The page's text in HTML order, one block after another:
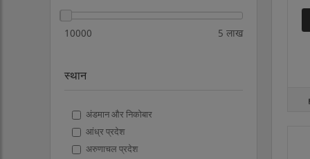
10000 5 लाख
स्थान
अंडमान और निकोबार
आंध्र प्रदेश
अरुणाचल प्रदेश